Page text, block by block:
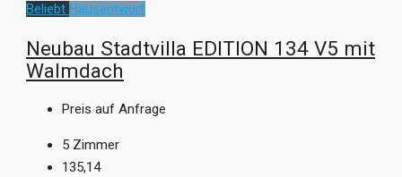
Beliebt Hausentwurf
Neubau Stadtvilla EDITION 134 V5 mit
Walmdach
Preis auf Anfrage
5 Zimmer
135,14